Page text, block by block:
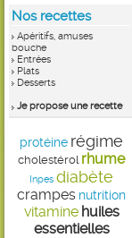
Nos recettes
Apéritifs, amuses
bouche
Entrées
Plats
Desserts
Je propose une recette
protéine régime
cholestérol rhume
Inpes diabète
crampes nutrition
vitamine huiles
essentielles